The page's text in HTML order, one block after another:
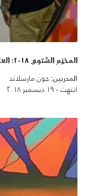
المخيّم الشتوي ٢٠١٨: العلامات واللوحات الجدارية
المدربين: جون مارسلاند
انتهت - ١٩ ديسمبر ٢٠١٨